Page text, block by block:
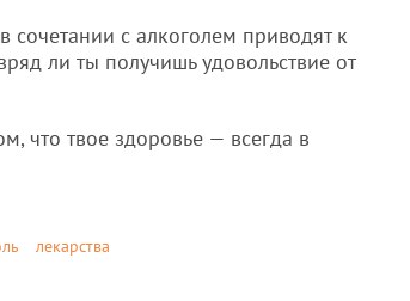
сочетании с алкоголем приводят к
ли ты получишь удовольствие от
что твое здоровье — всегда в
лекарства